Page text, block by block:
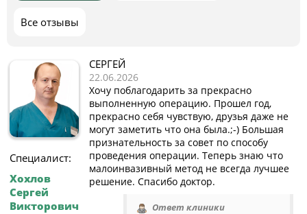
Все отзывы
Специалист:
Хохлов
Сергей
Викторович
СЕРГЕЙ
22.06.2026
Хочу поблагодарить за прекрасно
выполненную операцию. Прошел год,
прекрасно себя чувствую, друзья даже не
могут заметить что она была.;-) Большая
признательность за совет по способу
проведения операции. Теперь знаю что
малоинвазивный метод не всегда лучшее
решение. Спасибо доктор.
Ответ клиники